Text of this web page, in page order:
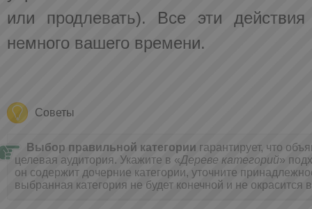
или продлевать). Все эти
немного вашего времени.
Советы
Выбор правильной категории гарантирует, что
целевая аудитория. Укажите в «Дереве категорий»
он содержит дочерние категории, уточните
выбранная категория не будет конечной и не окрасится